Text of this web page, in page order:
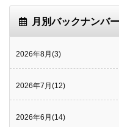
月別バックナンバー
2026年8月(3)
2026年7月(12)
2026年6月(14)